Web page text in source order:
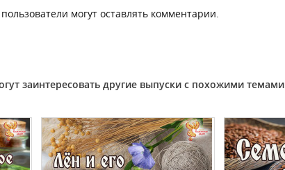
могут оставлять комментарии.
заинтересовать другие выпуски с похожими темами